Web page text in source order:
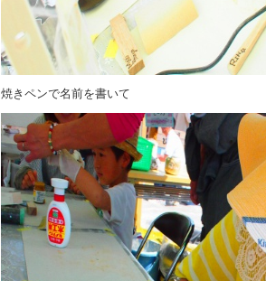
焼きペンで名前を書いて